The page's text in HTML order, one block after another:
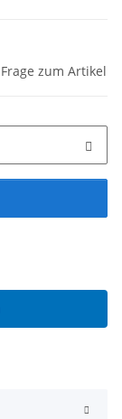
Frage zum Artikel